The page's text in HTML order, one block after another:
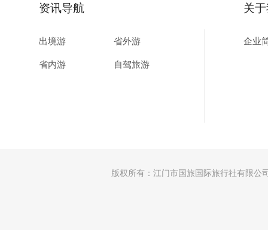
资讯导航
出境游 省外游
省内游 自驾旅游
关
企业
版权所有：江门市国旅国际旅行社有限